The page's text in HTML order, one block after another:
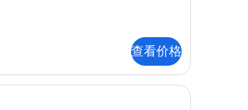
查看价格
公寓 | 高档床上用品、羽绒被、加厚床垫、办